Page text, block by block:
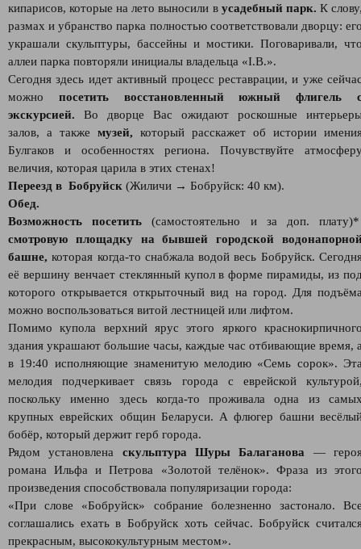
кипарисов, которые на лето выносили в усадебный парк. К
размах и убранство парка полностью соответствовали дворцу:
украшали скульптуры, бассейны и мостики. Поговаривали,
аллеи парка повторяли инициалы владельца «I.B.».
Сегодня здесь идет активный процесс реставрации, и уже
можно посетить восстановленный южный флигель
экскурсией. Во дворце Вас ожидают роскошные
залов, а также музей, который расскажет об истории
Булгаков и особенностях региона. Почувствуйте
величия, которая царила в этих стенах!
Переезд в Бобруйск (Жиличи → Бобруйск: 40 км).
Обед.
Возможность посетить (самостоятельно и за доп.
смотровую площадку на бывшей городской
башне, которая когда-то снабжала водой весь Бобруйск.
её вершину венчает стеклянный купол в форме пирамиды, из
которого открывается открыточный вид на город. Для
можно воспользоваться витой лестницей или лифтом.
Помимо купола верхний ярус этого яркого
здания украшают большие часы, каждые час отбивающие время,
в 19:40 исполняющие знаменитую мелодию «Семь сорок».
мелодия подчеркивает связь города с еврейской
поскольку именно здесь когда-то проживала одна из
крупных еврейских общин Беларуси. А флюгер башни
бобёр, который держит герб города.
Рядом установлена скульптура Шуры Балаганова —
романа Ильфа и Петрова «Золотой телёнок». Фраза из
произведения способствовала популяризации города:
«При слове «Бобруйск» собрание болезненно застонало.
соглашались ехать в Бобруйск хоть сейчас. Бобруйск
прекрасным, высококультурным местом».